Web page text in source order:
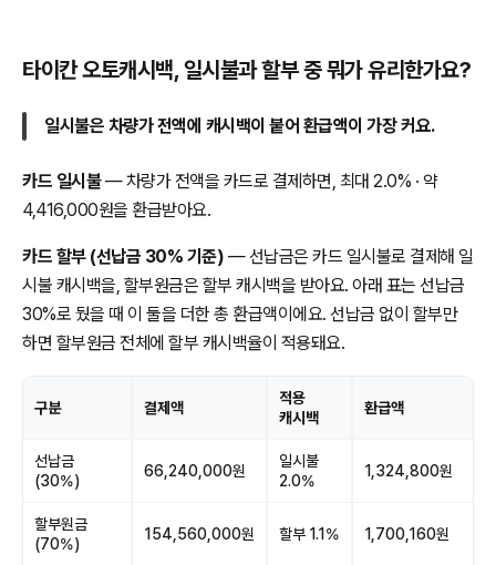
타이칸 오토캐시백, 일시불과 할부 중 뭐가 유리한가요?
일시불은 차량가 전액에 캐시백이 붙어 환급액이 가장 커요.
카드 일시불— 차량가 전액을 카드로 결제하면, 최대 2.0% · 약
4,416,000원을 환급받아요.
카드 할부 (선납금 30% 기준) — 선납금은 카드 일시불로 결제해 일
시불 캐시백을, 할부원금은 할부 캐시백을 받아요. 아래 표는 선납금
30%로 뒀을 때 이 둘을 더한 총 환급액이에요. 선납금 없이 할부만
하면 할부원금 전체에 할부 캐시백율이 적용돼요.
구분 결제액
적용
캐시백
환급액
선납금
(30%)
66,240,000원
일시불
2.0%
1,324,800원
할부원금
(70%)
154,560,000원 할부 1.1% 1,700,160원